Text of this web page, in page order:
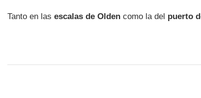
Tanto en las escalas de Olden como la del puerto